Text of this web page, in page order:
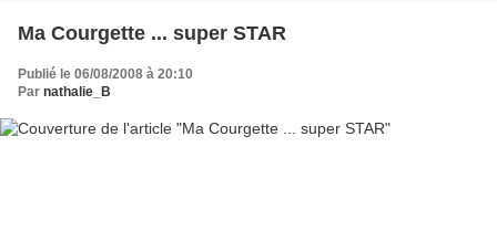
Ma Courgette ... super STAR
Publié le 06/08/2008 à 20:10
Par nathalie_B